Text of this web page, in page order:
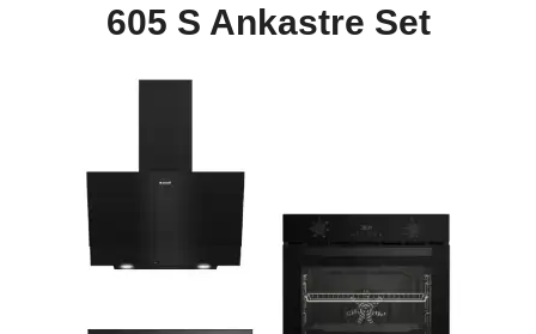
605 S Ankastre Set